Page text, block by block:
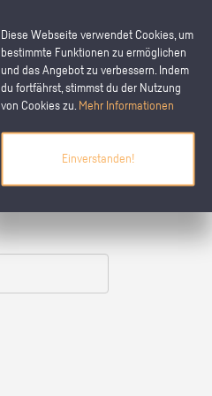
Diese Webseite verwendet Cookies, um
bestimmte Funktionen zu ermöglichen
und das Angebot zu verbessern. Indem
du fortfährst, stimmst du der Nutzung
von Cookies zu. Mehr Informationen
Einverstanden!